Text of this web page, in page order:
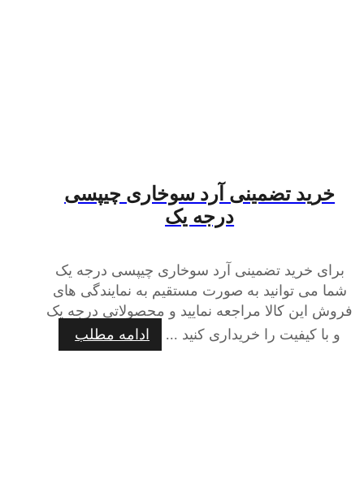
خرید تضمینی آرد سوخاری چیپسی
درجه یک
برای خرید تضمینی آرد سوخاری چیپسی درجه یک
شما می توانید به صورت مستقیم به نمایندگی های
فروش این کالا مراجعه نمایید و محصولاتی درجه یک
و با کیفیت را خریداری کنید ...
ادامه مطلب